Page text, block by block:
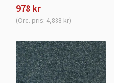
978 kr
(Ord. pris: 4,888 kr)